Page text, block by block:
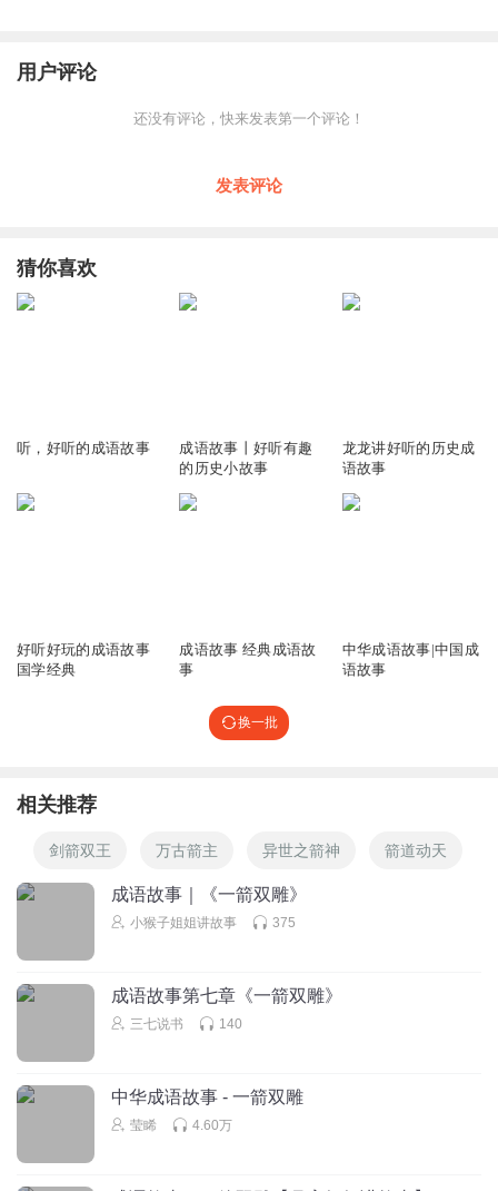
用户评论
还没有评论，快来发表第一个评论！
发表评论
猜你喜欢
听，好听的成语故事
成语故事丨好听有趣
的历史小故事
龙龙讲好听的历史成
语故事
好听好玩的成语故事
国学经典
成语故事 经典成语故
事
中华成语故事|中国成
语故事
换一批
相关推荐
剑箭双王 万古箭主 异世之箭神 箭道动天
成语故事｜《一箭双雕》
小猴子姐姐讲故事 375
成语故事第七章《一箭双雕》
三七说书 140
中华成语故事 - 一箭双雕
莹睎 4.60万